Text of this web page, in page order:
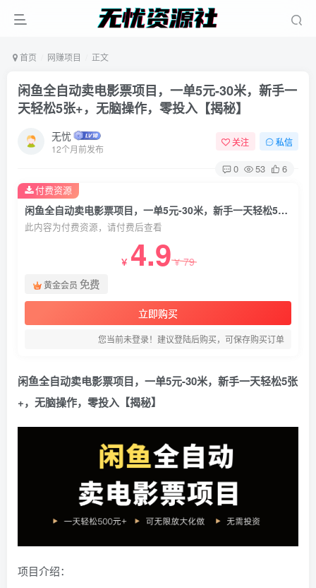
首页 网赚项目 正文
闲鱼全自动卖电影票项目，一单5元-30米，新手一
天轻松5张+，无脑操作，零投入【揭秘】
无忧
12个月前发布
关注 私信
0 53 6
闲鱼全自动卖电影票项目，一单5元-30米，新手一天轻松5张+，无脑操作，零投入【揭秘】
此内容为付费资源，请付费后查看
￥ 4.9￥79
黄金会员 免费
立即购买
您当前未登录！建议登陆后购买，可保存购买订单
付费资源
闲鱼全自动卖电影票项目，一单5元-30米，新手一天轻松5张
+，无脑操作，零投入【揭秘】
项目介绍：